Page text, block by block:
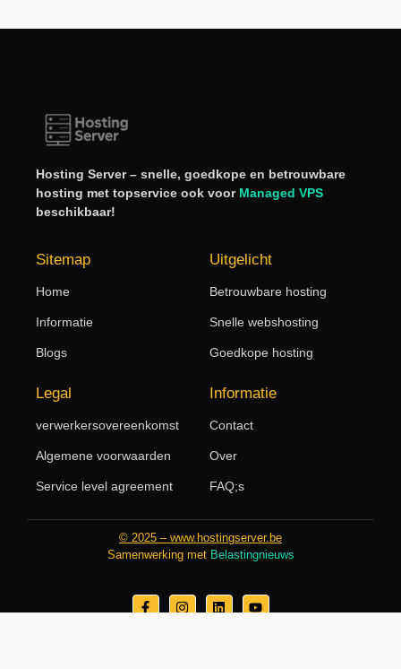
Hosting Server – snelle, goedkope en betrouwbare
hosting met topservice ook voor Managed VPS
beschikbaar!
Sitemap
Home
Informatie
Blogs
Uitgelicht
Betrouwbare hosting
Snelle webshosting
Goedkope hosting
Legal
verwerkersovereenkomst
Algemene voorwaarden
Service level agreement
Informatie
Contact
Over
FAQ;s
© 2025 – www.hostingserver.be
Samenwerking met Belastingnieuws